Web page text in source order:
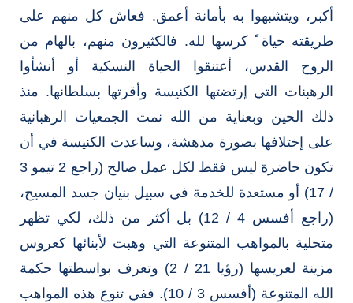
أكبر، ويتشبهوا به بأمانة أعمق. فعاش كل منهم على
طريقته حياة ً كرسها لله. فالكثيرون منهم، بالهام من
الروح القدس، أعتنقوا الحياة النسكية أو أنشأوا
الرهبنات التي إرتضتها الكنيسة وأقرتها بسلطانها. منذ
ذلك الحين وبعناية من الله نمت الجمعيات الرهبانية
على إختلافها بصورة مدهشة، وساعدت الكنيسة في أن
تكون حاضرة ليس فقط لكل عمل صالح (راجع 2 تيمو 3
/ 17) أو مستعدة للخدمة في سبيل بنيان جسد المسيح،
(راجع أفسس 4 / 12) بل أكثر من ذلك، لكي تظهر
متحلية بالمواهب المتنوعة التي وهبت لأبنائها كعروس
مزينة لعريسها (رؤيا 21 / 2) وتعرف بواسطتها حكمة
الله المتنوعة (أفسس 3 / 10). ففي تنوع هذه المواهب